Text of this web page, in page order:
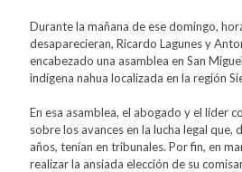
Durante la mañana de ese domingo,
desaparecieran, Ricardo Lagunes y
encabezado una asamblea en San
indígena nahua localizada en la región
En esa asamblea, el abogado y el líder
sobre los avances en la lucha legal que,
años, tenían en tribunales. Por fin, en
realizar la ansiada elección de su